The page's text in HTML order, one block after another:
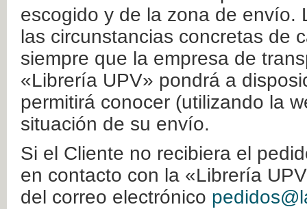
escogido y de la zona de envío.
las circunstancias concretas de
siempre que la empresa de
«Librería UPV» pondrá a
permitirá conocer (utilizando la
situación de su envío.
Si el Cliente no recibiera el
en contacto con la «Librería
del correo electrónico